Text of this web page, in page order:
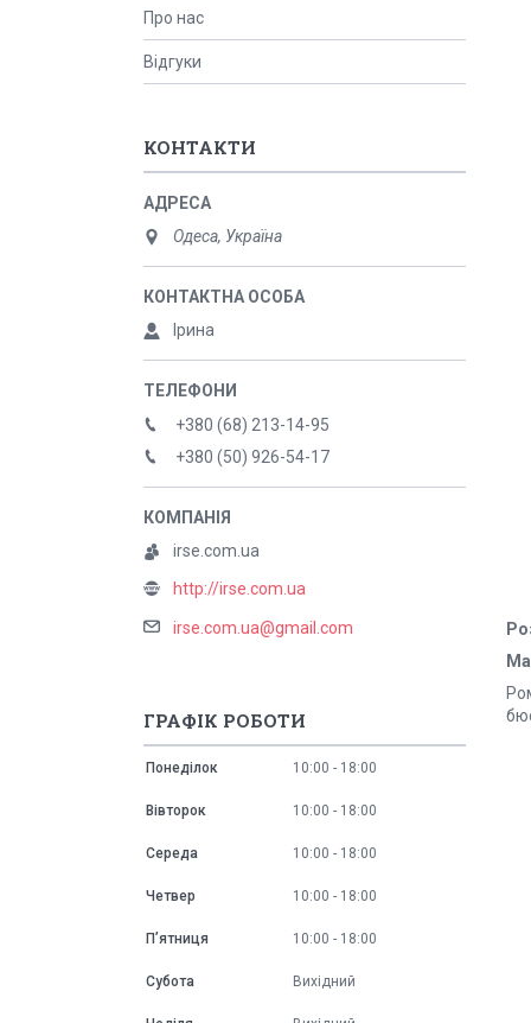
Про нас
Відгуки
КОНТАКТИ
Одеса, Україна
Ірина
+380 (68) 213-14-95
+380 (50) 926-54-17
irse.com.ua
http://irse.com.ua
irse.com.ua@gmail.com
ГРАФІК РОБОТИ
Понеділок 10:00 18:00
Вівторок 10:00 18:00
Середа 10:00 18:00
Четвер 10:00 18:00
Пʼятниця 10:00 18:00
Субота Вихідний